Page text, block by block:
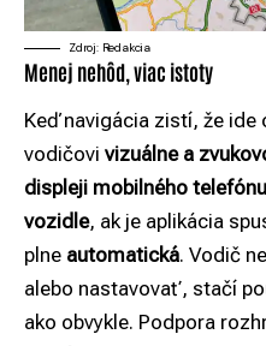
Zdroj: Redakcia
Menej nehôd, viac istoty
Keď navigácia zistí, že ide
vodičovi vizuálne a
displeji mobilného
vozidle, ak je aplikácia
plne automatická. Vodič
alebo nastavovať, stačí
ako obvykle. Podpora